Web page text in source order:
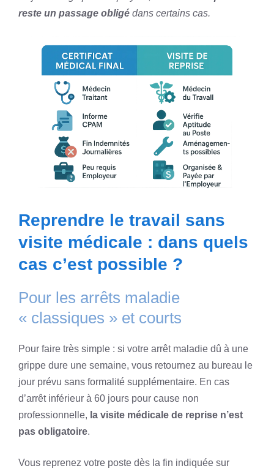
reste un passage obligé dans certains cas.
Reprendre le travail sans
visite médicale : dans quels
cas c’est possible ?
Pour les arrêts maladie
« classiques » et courts
Pour faire très simple : si votre arrêt maladie dû à une
grippe dure une semaine, vous retournez au bureau le
jour prévu sans formalité supplémentaire. En cas
d’arrêt inférieur à 60 jours pour cause non
professionnelle, la visite médicale de reprise n’est
pas obligatoire.
Vous reprenez votre poste dès la fin indiquée sur